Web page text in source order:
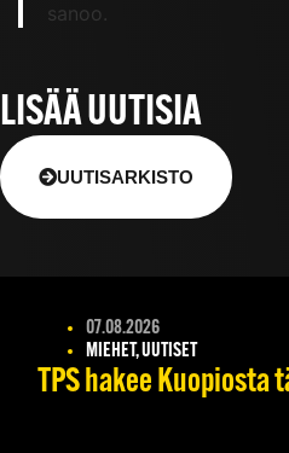
sanoo.
LISÄÄ UUTISIA
UUTISARKISTO
07.08.2026
MIEHET, UUTISET
TPS hakee